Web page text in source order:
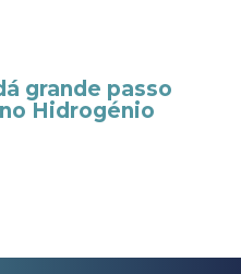
grande passo
Hidrogénio